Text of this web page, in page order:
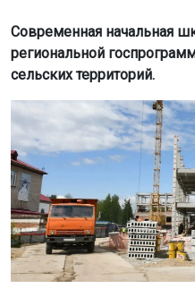
Современная начальная
региональной
сельских территорий.